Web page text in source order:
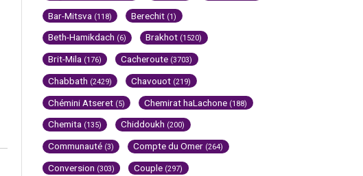
Bar-Mitsva (118) Berechit (1)
Beth-Hamikdach (6) Brakhot (1520)
Brit-Mila (176) Cacheroute (3703)
Chabbath (2429) Chavouot (219)
Chémini Atseret (5) Chemirat haLachone (188)
Chemita (135) Chiddoukh (200)
Communauté (3) Compte du Omer (264)
Conversion (303) Couple (297)